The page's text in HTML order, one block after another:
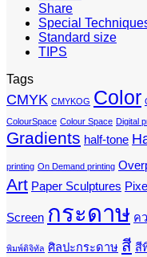
Share
Special
Standard size
TIPS
Tags
CMYK CMYKOG Color
ColourSpace Colour Space Digital
Gradients half-tone
printing On Demand printing
Art Paper Sculptures Pixel
Screen กระดาษ ค
พิมพ์ดิจิทัล ศิลปะกระดาษ สี สี